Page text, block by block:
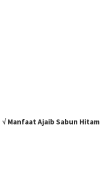
√ Manfaat Ajaib Sabun Hitam